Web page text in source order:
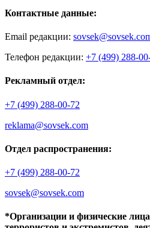
Контактные данные:
Email редакции:
Телефон редакции: +7 (499) 288-
Рекламный отдел:
+7 (499) 288-00-72
reklama@sovsek.com
Отдел распространения:
+7 (499) 288-00-72
sovsek@sovsek.com
*Организации и физические